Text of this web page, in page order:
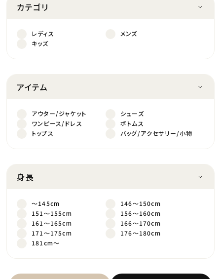
カテゴリ
レディス
メンズ
キッズ
アイテム
アウター/ジャケット
シューズ
ワンピース/ドレス
ボトムス
トップス
バッグ/アクセサリー/小物
身長
～145cm
146～150cm
151～155cm
156～160cm
161～165cm
166～170cm
171～175cm
176～180cm
181cm～